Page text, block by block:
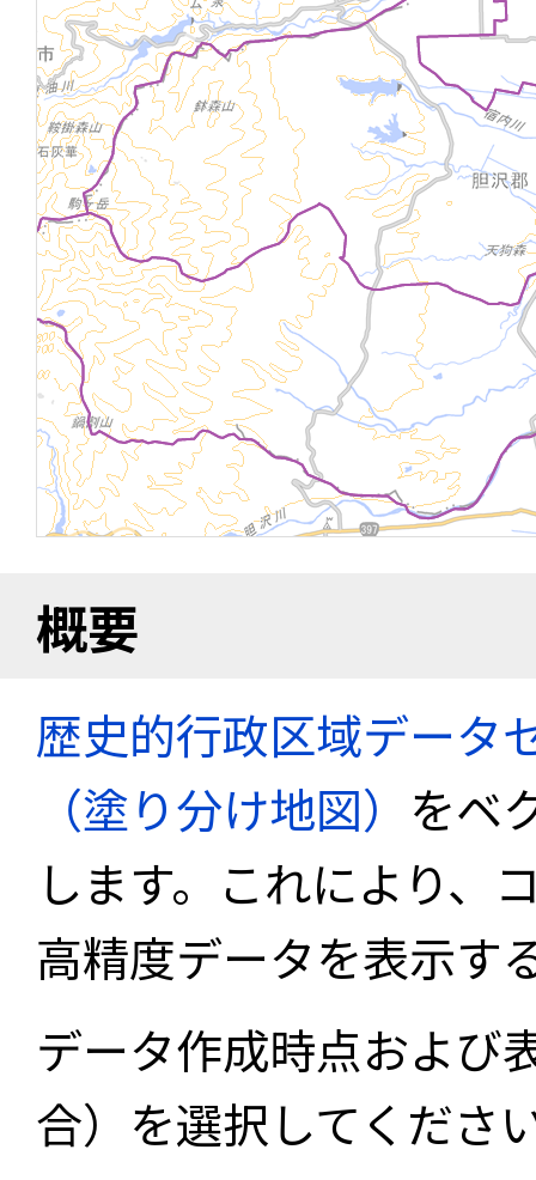
概要
歴史的行政区域データ
（塗り分け地図） をベ
します。これにより、
高精度データを表示す
データ作成時点および
合）を選択してくださ